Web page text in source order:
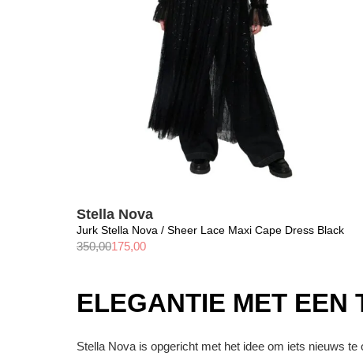
Stella Nova
Jurk Stella Nova / Sheer Lace Maxi Cape Dress Black
350,00175,00
ELEGANTIE MET EEN
Stella Nova is opgericht met het idee om iets nieuws